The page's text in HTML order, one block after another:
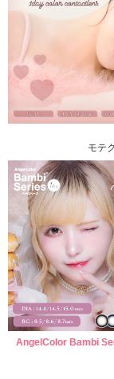
モテ
AngelColor Bambi